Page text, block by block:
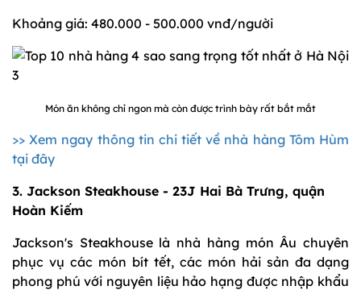
Khoảng giá: 480.000 - 500.000 vnđ/người
Món ăn không chỉ ngon mà còn được trình bày rất bắt mắt
>> Xem ngay thông tin chi tiết về nhà hàng Tôm Hùm
tại đây
3. Jackson Steakhouse - 23J Hai Bà Trưng, quận
Hoàn Kiếm
Jackson's Steakhouse là nhà hàng món Âu chuyên
phục vụ các món bít tết, các món hải sản đa dạng
phong phú với nguyên liệu hảo hạng được nhập khẩu